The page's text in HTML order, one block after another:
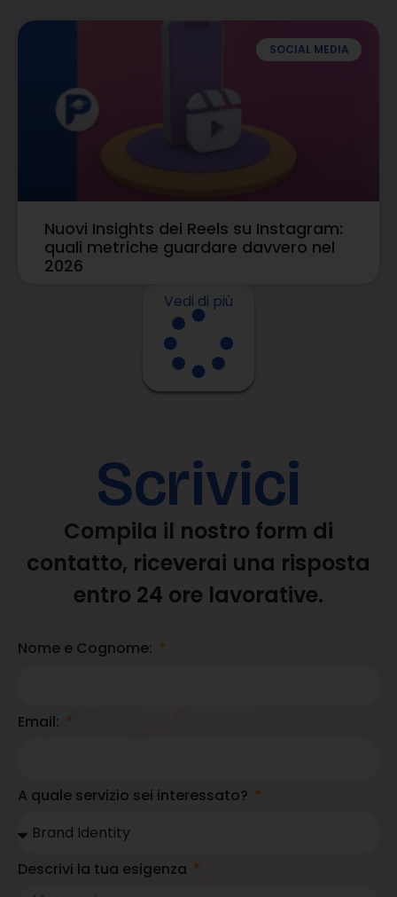
SOCIAL MEDIA
Nuovi Insights dei Reels su Instagram:
quali metriche guardare davvero nel
2026
Vedi di più
Scrivici
Compila il nostro form di
contatto, riceverai una risposta
entro 24 ore lavorative.
Nome e Cognome:
Email:
A quale servizio sei interessato?
Descrivi la tua esigenza